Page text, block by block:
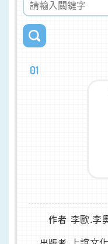
01
作者 李歐.李